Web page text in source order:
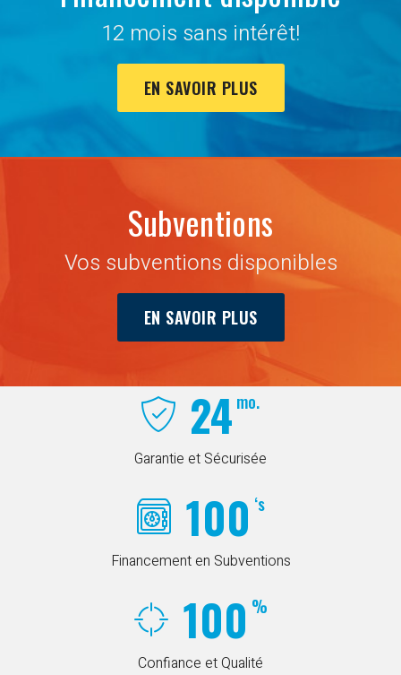
12 mois sans intérêt!
EN SAVOIR PLUS
Subventions
Vos subventions disponibles
EN SAVOIR PLUS
24 mo.
Garantie et Sécurisée
100 ‘s
Financement en Subventions
100 %
Confiance et Qualité